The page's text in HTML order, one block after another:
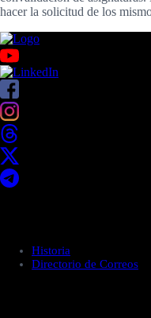
hacer la solicitud de los
Historia
Directorio de Correos